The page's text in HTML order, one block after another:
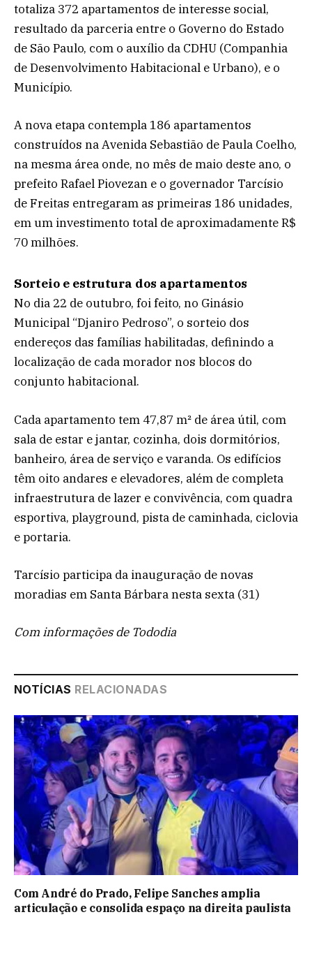
totaliza 372 apartamentos de interesse social,
resultado da parceria entre o Governo do Estado
de São Paulo, com o auxílio da CDHU (Companhia
de Desenvolvimento Habitacional e Urbano), e o
Município.
A nova etapa contempla 186 apartamentos
construídos na Avenida Sebastião de Paula Coelho,
na mesma área onde, no mês de maio deste ano, o
prefeito Rafael Piovezan e o governador Tarcísio
de Freitas entregaram as primeiras 186 unidades,
em um investimento total de aproximadamente R$
70 milhões.
Sorteio e estrutura dos apartamentos
No dia 22 de outubro, foi feito, no Ginásio
Municipal “Djaniro Pedroso”, o sorteio dos
endereços das famílias habilitadas, definindo a
localização de cada morador nos blocos do
conjunto habitacional.
Cada apartamento tem 47,87 m² de área útil, com
sala de estar e jantar, cozinha, dois dormitórios,
banheiro, área de serviço e varanda. Os edifícios
têm oito andares e elevadores, além de completa
infraestrutura de lazer e convivência, com quadra
esportiva, playground, pista de caminhada, ciclovia
e portaria.
Tarcísio participa da inauguração de novas
moradias em Santa Bárbara nesta sexta (31)
Com informações de Tododia
NOTÍCIAS RELACIONADAS
Com André do Prado, Felipe Sanches amplia
articulação e consolida espaço na direita paulista